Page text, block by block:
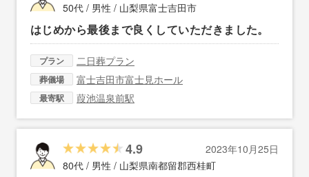
50代 / 男性 / 山梨県富士吉田市
はじめから最後まで良くしていただきました。
プラン 二日葬プラン
葬儀場 富士吉田市富士見ホール
最寄駅 葭池温泉前駅
4.9
2023年10月25日
80代 / 男性 / 山梨県南都留郡西桂町